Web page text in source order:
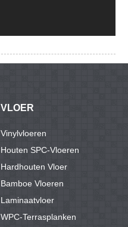
VLOER
Vinylvloeren
Houten SPC-Vloeren
Hardhouten Vloer
Bamboe Vloeren
Laminaatvloer
WPC-Terrasplanken